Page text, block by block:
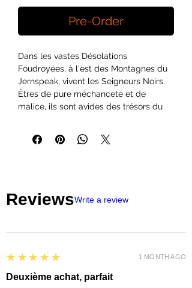
Pre-Order
Dans les vastes Désolations
Foudroyées, à l'est des Montagnes du
Jernspeak, vivent les Seigneurs Noirs.
Êtres de pure méchanceté et de
malice, ils sont avides des trésors du
Bien que tenus à distance pendant de
récents ont offert aux Seigneurs Noirs
l'occasion rêvée de pénétrer sur le
Hobgobelins qui exécutent leurs
se délectent à dévaster tout sur leur
passage.
ReviewsWrite a review
5
★★★★★
Deuxième achat, parfait
1 MONTH AGO